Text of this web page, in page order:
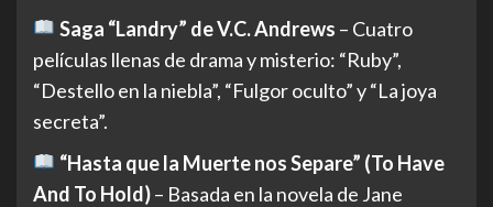
Saga “Landry” de V.C. Andrews – Cuatro
películas llenas de drama y misterio: “Ruby”,
“Destello en la niebla”, “Fulgor oculto” y “La joya
secreta”.
“Hasta que la Muerte nos Separe” (To Have
And To Hold)– Basada en la novela de Jane